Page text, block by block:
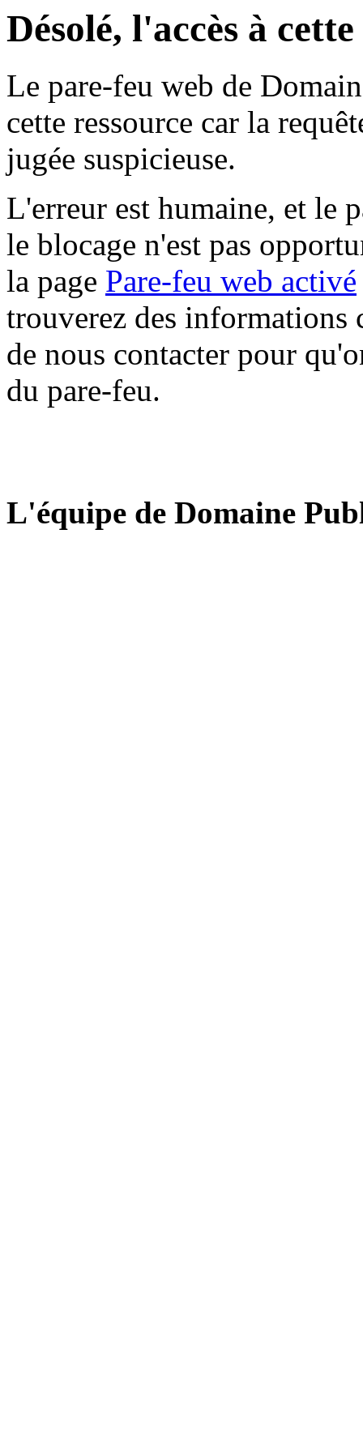
Désolé, l'accès à
Le pare-feu web de
cette ressource car la
jugée suspicieuse.
L'erreur est humaine, et le
le blocage n'est pas
la page Pare-feu web activé
trouverez des informations
de nous contacter pour
du pare-feu.
L'équipe de Domaine